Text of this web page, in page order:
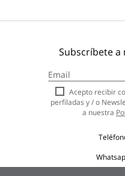
Subscríbete
a
nuestro
boletín
de
Acepto recibir
perfiladas y / o
a nuestra